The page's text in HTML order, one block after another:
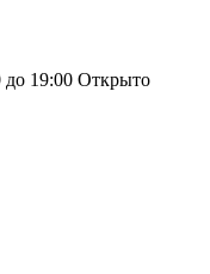
19:00 Открыто